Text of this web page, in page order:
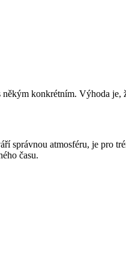
konkrétním. Výhoda je,
správnou atmosféru, je pro
času.